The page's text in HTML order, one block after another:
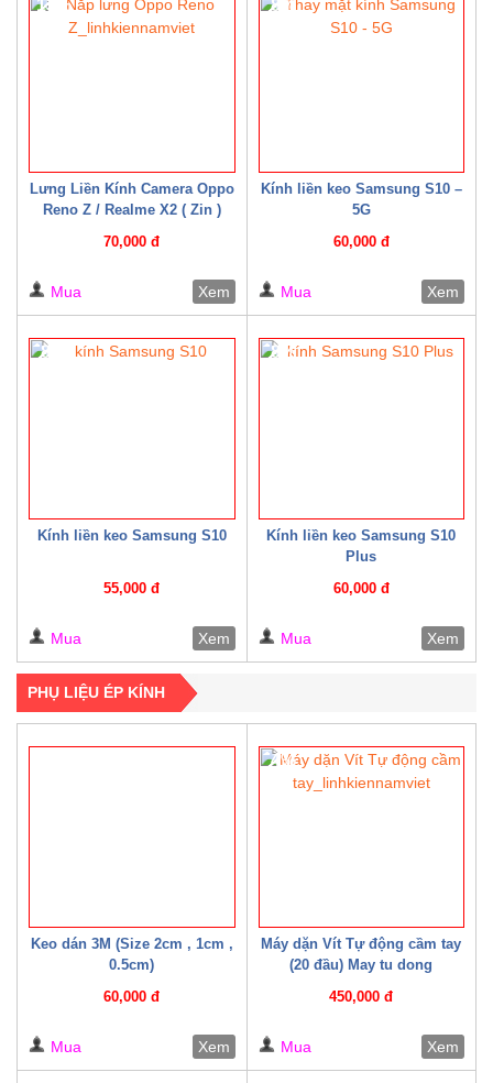
Lưng Liền Kính Camera Oppo
Reno Z / Realme X2 ( Zin )
70,000 đ
13%
Mua Xem
Kính liền keo Samsung S10 –
5G
60,000 đ
8%
Mua Xem
Kính liền keo Samsung S10
55,000 đ
8%
Mua Xem
Kính liền keo Samsung S10
Plus
60,000 đ
8%
Mua Xem
PHỤ LIỆU ÉP KÍNH
Keo dán 3M (Size 2cm , 1cm ,
0.5cm)
60,000 đ
Mua Xem
Máy dặn Vít Tự động cầm tay
(20 đầu) May tu dong
450,000 đ
4%
Mua Xem